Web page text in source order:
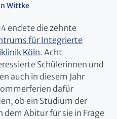
Wittke
endete die zehnte
für Integrierte
Köln. Acht
Schülerinnen und
auch in diesem Jahr
dafür
ob ein Studium der
dem Abitur für sie in Frage